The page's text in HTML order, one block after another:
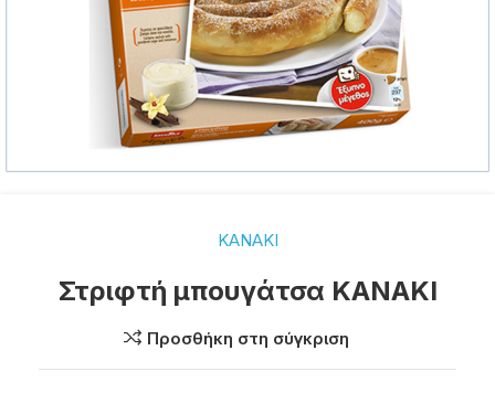
ΚΑΝΑΚΙ
Στριφτή μπουγάτσα ΚΑΝΑΚΙ
Προσθήκη στη σύγκριση